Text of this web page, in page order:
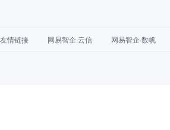
友情链接 网易智企·云信 网易智企·数帆